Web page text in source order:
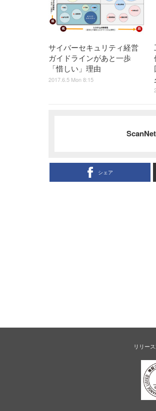
サイバーセキュリティ経営
ガイドラインがあと一歩
「惜しい」理由
2017.6.5 Mon 8:15
シェア
リリー